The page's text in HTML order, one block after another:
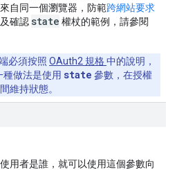
自同一個瀏覽器，防範跨網站要求
確認 state 權杖的範例，請參閱
必須按照 OAuth2 規格中的說明，
種做法是使用 state 參數，在授權
維持狀態。
用者是誰，就可以使用這個參數向